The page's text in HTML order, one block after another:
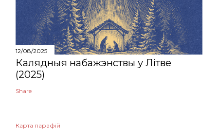
12/08/2025
Калядныя набажэнствы у Літве
(2025)
Share
Карта парафій